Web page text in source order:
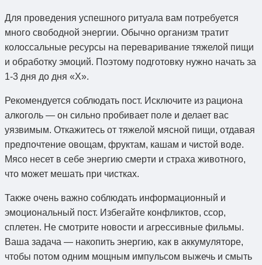
Для проведения успешного ритуала вам потребуется
много свободной энергии. Обычно организм тратит
колоссальные ресурсы на переваривание тяжелой пищи
и обработку эмоций. Поэтому подготовку нужно начать за
1-3 дня до дня «Х».
Рекомендуется соблюдать пост. Исключите из рациона
алкоголь — он сильно пробивает поле и делает вас
уязвимым. Откажитесь от тяжелой мясной пищи, отдавая
предпочтение овощам, фруктам, кашам и чистой воде.
Мясо несет в себе энергию смерти и страха животного,
что может мешать при чистках.
Также очень важно соблюдать информационный и
эмоциональный пост. Избегайте конфликтов, ссор,
сплетен. Не смотрите новости и агрессивные фильмы.
Ваша задача — накопить энергию, как в аккумуляторе,
чтобы потом одним мощным импульсом выжечь и смыть